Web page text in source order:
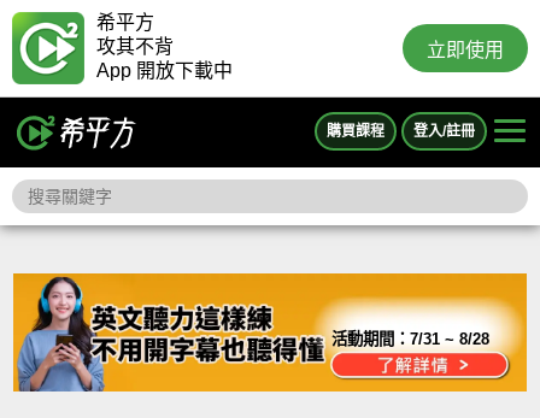
希平方
攻其不背
App 開放下載中
立即使用
購買課程 登入/註冊
活動期間：7/31 ~ 8/28